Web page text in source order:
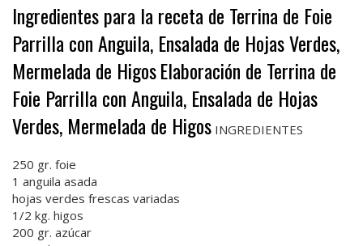
Ingredientes para la receta de Terrina de Foie
Parrilla con Anguila, Ensalada de Hojas Verdes,
Mermelada de HigosElaboración de Terrina de
Foie Parrilla con Anguila, Ensalada de Hojas
Verdes, Mermelada de Higos INGREDIENTES
250 gr. foie
1 anguila asada
hojas verdes frescas variadas
1/2 kg. higos
200 gr. azúcar